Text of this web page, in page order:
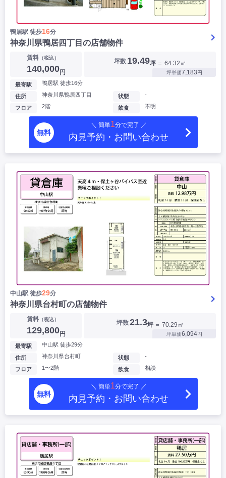
鴨居駅 徒歩16分
神奈川県鴨居四丁目の店舗物件
賃料（税込）
140,000円
坪数 19.49坪 ＝ 64.32㎡
坪単価7,183円
最寄駅 鴨居駅 徒歩16分
住所 神奈川県鴨居四丁目
フロア 2階
状態 -
飲食 不明
無料
＼ 簡単1分で完了 ／
内見予約・お問い合わせ
中山駅 徒歩29分
神奈川県台村町の店舗物件
賃料（税込）
129,800円
坪数21.3坪 ＝ 70.29㎡
坪単価6,094円
最寄駅 中山駅 徒歩29分
住所 神奈川県台村町
フロア 1〜2階
状態 -
飲食 相談
無料
＼ 簡単1分で完了 ／
内見予約・お問い合わせ